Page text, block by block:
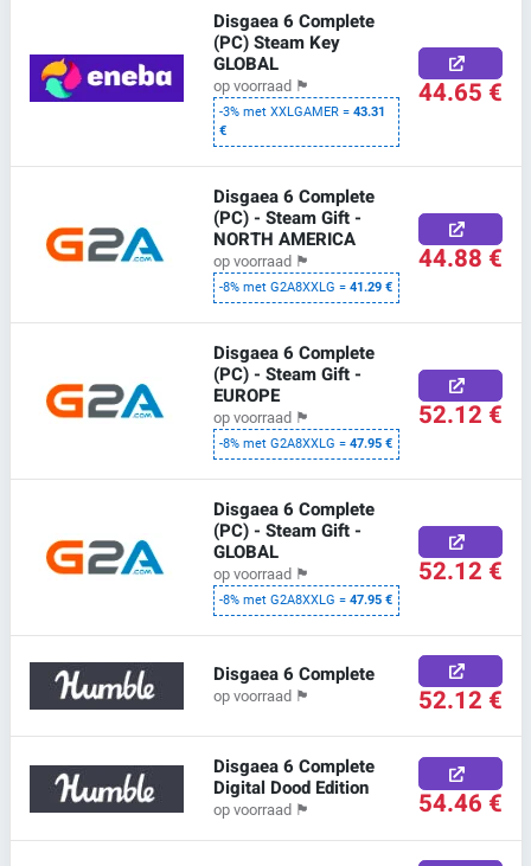
Disgaea 6 Complete
(PC) Steam Key
GLOBAL
op voorraad 🏴
-3% met XXLGAMER =43.31
€
44.65 €
Disgaea 6 Complete
(PC) - Steam Gift -
NORTH AMERICA
op voorraad 🏴
-8% met G2A8XXLG =41.29 €
44.88 €
Disgaea 6 Complete
(PC) - Steam Gift -
EUROPE
op voorraad 🏴
-8% met G2A8XXLG =47.95 €
52.12 €
Disgaea 6 Complete
(PC) - Steam Gift -
GLOBAL
op voorraad 🏴
-8% met G2A8XXLG =47.95 €
52.12 €
Disgaea 6 Complete
op voorraad 🏴 52.12 €
Disgaea 6 Complete
Digital Dood Edition
op voorraad 🏴 54.46 €